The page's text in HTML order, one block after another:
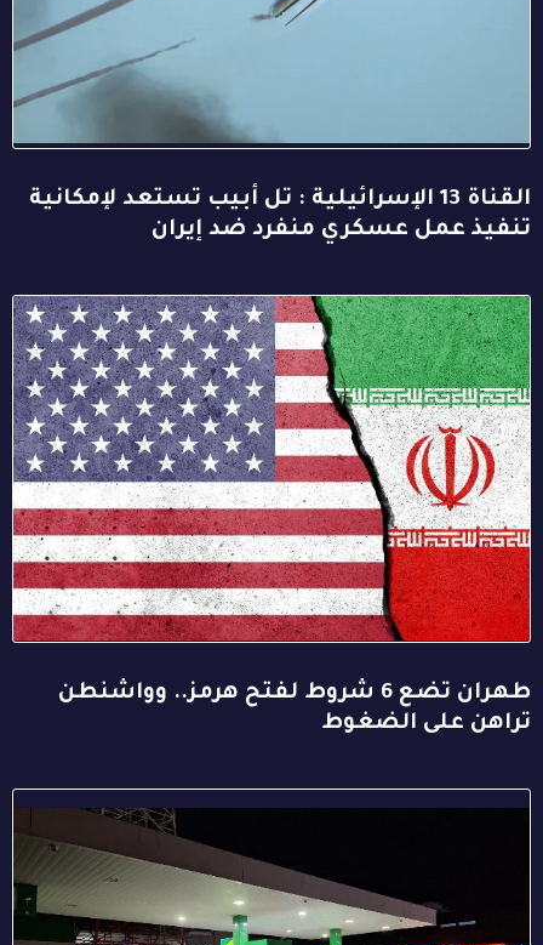
القناة 13 الإسرائيلية : تل أبيب تستعد لإمكانية
تنفيذ عمل عسكري منفرد ضد إيران
طهران تضع 6 شروط لفتح هرمز.. وواشنطن
تراهن على الضغوط